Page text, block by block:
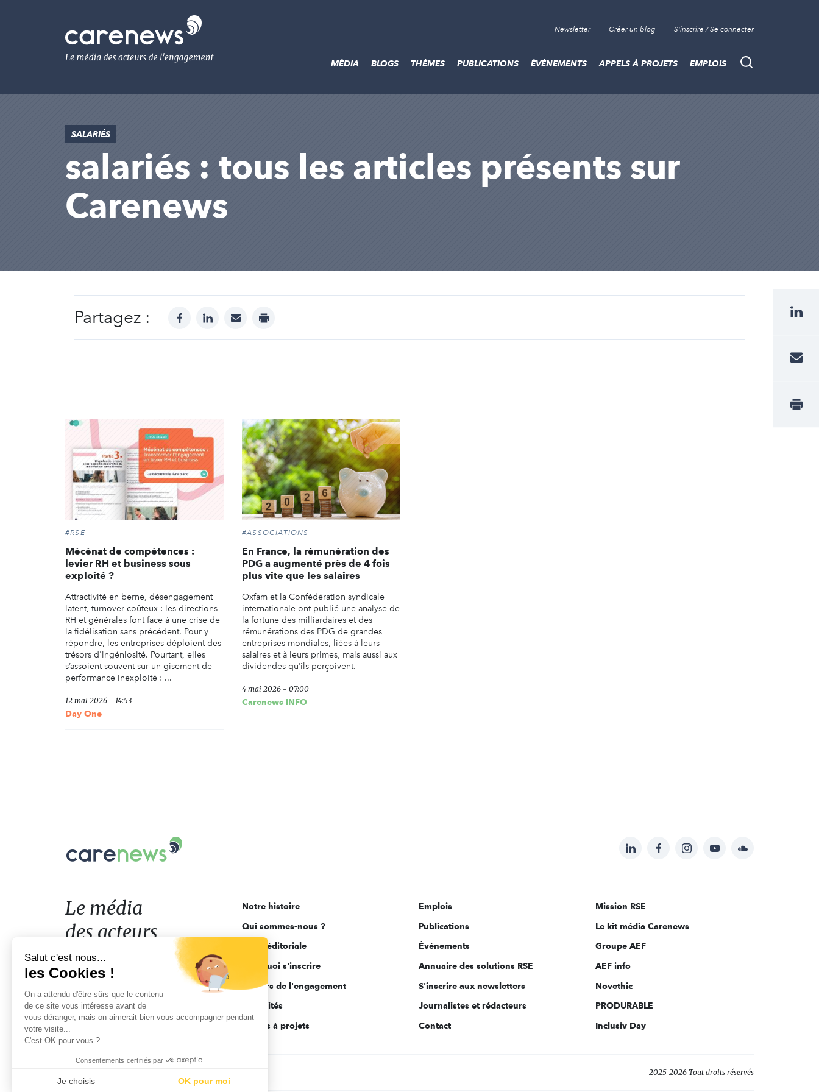
Le
média
de
Newsletter Créer un blog S'inscrire / Se connecter
Recherche
MÉDIA BLOGS THÈMES PUBLICATIONS ÉVÈNEMENTS APPELS À PROJETS EMPLOIS
SALARIÉS
salariés : tous les articles présents sur
Carenews
Partagez : facebooklinkedinmail print
#RSE
Mécénat de compétences :
levier RH et business sous
exploité ?
Attractivité en berne, désengagement
latent, turnover coûteux : les directions
RH et générales font face à une crise de
la fidélisation sans précédent. Pour y
répondre, les entreprises déploient des
trésors d'ingéniosité. Pourtant, elles
s’assoient souvent sur un gisement de
performance inexploité : ...
12 mai 2026 - 14:53
Day One
#ASSOCIATIONS
En France, la rémunération des
PDG a augmenté près de 4 fois
plus vite que les salaires
Oxfam et la Confédération syndicale
internationale ont publié une analyse de
la fortune des milliardaires et des
rémunérations des PDG de grandes
entreprises mondiales, liées à leurs
salaires et à leurs primes, mais aussi aux
dividendes qu’ils perçoivent.
4 mai 2026 - 07:00
Carenews INFO
Suivez-
sur:
LinkedInFacebookInstagramYouTubeSoundcloud
Le
acteurs
de
l'engagement
Le média
des acteurs
de l'engagement
Notre histoire
Qui sommes-nous ?
Ligne éditoriale
Pourquoi s'inscrire
Acteurs de l'engagement
Actualités
Appels à projets
Emplois
Publications
Évènements
Annuaire des solutions RSE
S'inscrire aux newsletters
Journalistes et rédacteurs
Contact
Mission RSE
Le kit média Carenews
Groupe AEF
AEF info
Novethic
PRODURABLE
Inclusiv Day
2025-2026 Tout droits réservés
Salut c'est nous...
les Cookies !
On a attendu d'être sûrs que le contenu
de ce site vous intéresse avant de
vous déranger, mais on aimerait bien vous accompagner pendant
votre visite...
C'est OK pour vous ?
Consentements certifiés par
Je choisis OK pour moi